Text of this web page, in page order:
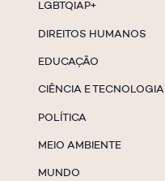
LGBTQIAP+
DIREITOS HUMANOS
EDUCAÇÃO
CIÊNCIA E TECNOLOGIA
POLÍTICA
MEIO AMBIENTE
MUNDO